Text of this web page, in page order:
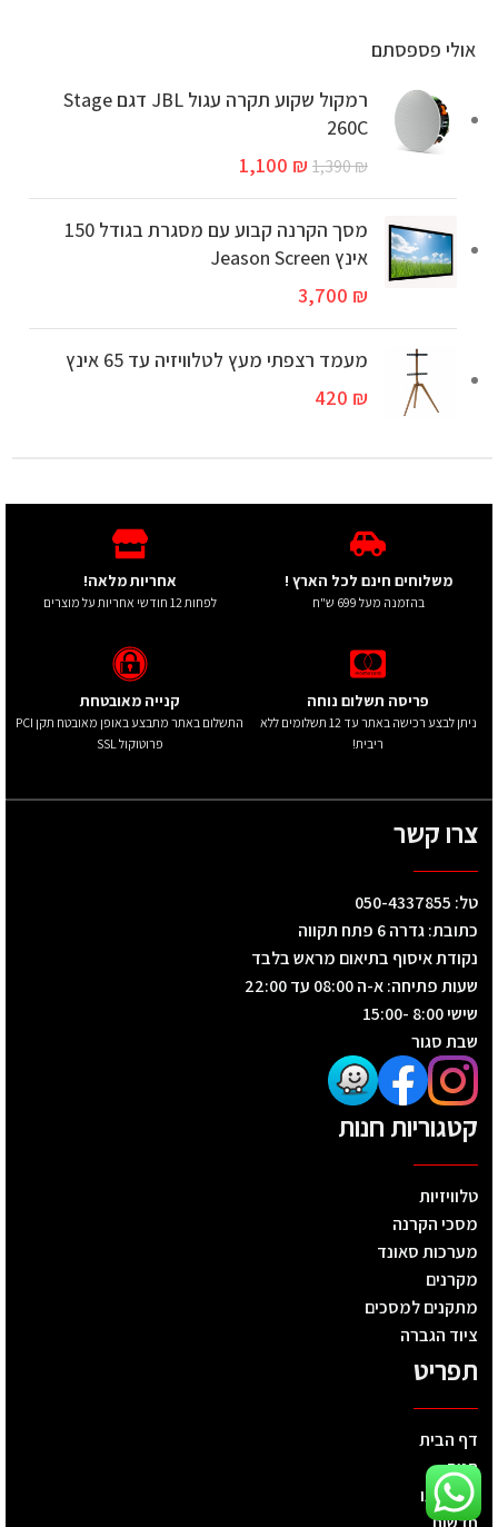
אולי פספסתם
רמקול שקוע תקרה עגול JBL דגם Stage
260C
1,390₪
1,100 ₪
מסך הקרנה קבוע עם מסגרת בגודל 150
אינץ Jeason Screen
3,700 ₪
מעמד רצפתי מעץ לטלוויזיה עד 65 אינץ
420 ₪
משלוחים חינם לכל הארץ !
בהזמנה מעל 699 ש"ח
אחריות מלאה!
לפחות 12 חודשי אחריות על מוצרים
פריסה תשלום נוחה
ניתן לבצע רכישה באתר עד 12 תשלומים ללא
ריבית!
קנייה מאובטחת
התשלום באתר מתבצע באופן מאובטח תקן PCI
פרוטוקול SSL
צרו קשר
טל: 050-4337855
כתובת: גדרה 6 פתח תקווה
נקודת איסוף בתיאום מראש בלבד
שעות פתיחה: א-ה 08:00 עד 22:00
שישי 8:00 -15:00
שבת סגור
קטגוריות חנות
טלוויזיות
מסכי הקרנה
מערכות סאונד
מקרנים
מתקנים למסכים
ציוד הגברה
תפריט
דף הבית
חנות
מי אנחנו